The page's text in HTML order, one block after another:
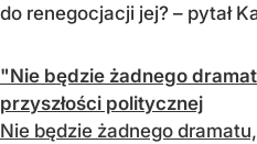
do renegocjacji jej? – pytał
"Nie będzie żadnego
przyszłości politycznej
Nie będzie żadnego